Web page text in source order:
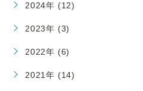
2024年 (12)
2023年 (3)
2022年 (6)
2021年 (14)